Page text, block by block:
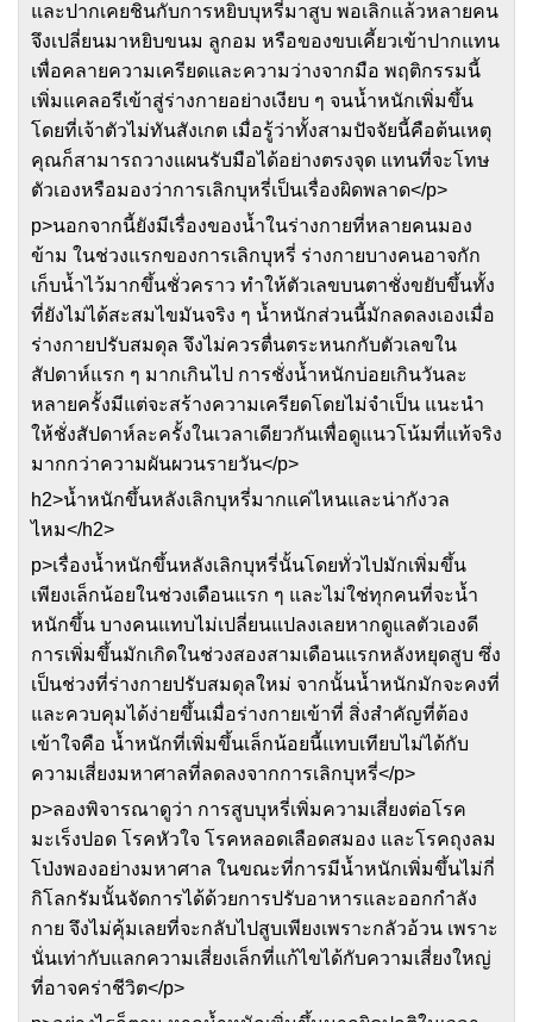
และปากเคยชินกับการหยิบบุหรี่มาสูบ พอเลิกแล้วหลายคน
จึงเปลี่ยนมาหยิบขนม ลูกอม หรือของขบเคี้ยวเข้าปากแทน
เพื่อคลายความเครียดและความว่างจากมือ พฤติกรรมนี้
เพิ่มแคลอรีเข้าสู่ร่างกายอย่างเงียบ ๆ จนน้ำหนักเพิ่มขึ้น
โดยที่เจ้าตัวไม่ทันสังเกต เมื่อรู้ว่าทั้งสามปัจจัยนี้คือต้นเหตุ
คุณก็สามารถวางแผนรับมือได้อย่างตรงจุด แทนที่จะโทษ
ตัวเองหรือมองว่าการเลิกบุหรี่เป็นเรื่องผิดพลาด</p>
p>นอกจากนี้ยังมีเรื่องของน้ำในร่างกายที่หลายคนมอง
ข้าม ในช่วงแรกของการเลิกบุหรี่ ร่างกายบางคนอาจกัก
เก็บน้ำไว้มากขึ้นชั่วคราว ทำให้ตัวเลขบนตาชั่งขยับขึ้นทั้ง
ที่ยังไม่ได้สะสมไขมันจริง ๆ น้ำหนักส่วนนี้มักลดลงเองเมื่อ
ร่างกายปรับสมดุล จึงไม่ควรตื่นตระหนกกับตัวเลขใน
สัปดาห์แรก ๆ มากเกินไป การชั่งน้ำหนักบ่อยเกินวันละ
หลายครั้งมีแต่จะสร้างความเครียดโดยไม่จำเป็น แนะนำ
ให้ชั่งสัปดาห์ละครั้งในเวลาเดียวกันเพื่อดูแนวโน้มที่แท้จริง
มากกว่าความผันผวนรายวัน</p>
h2>น้ำหนักขึ้นหลังเลิกบุหรี่มากแค่ไหนและน่ากังวล
ไหม</h2>
p>เรื่องน้ำหนักขึ้นหลังเลิกบุหรี่นั้นโดยทั่วไปมักเพิ่มขึ้น
เพียงเล็กน้อยในช่วงเดือนแรก ๆ และไม่ใช่ทุกคนที่จะน้ำ
หนักขึ้น บางคนแทบไม่เปลี่ยนแปลงเลยหากดูแลตัวเองดี
การเพิ่มขึ้นมักเกิดในช่วงสองสามเดือนแรกหลังหยุดสูบ ซึ่ง
เป็นช่วงที่ร่างกายปรับสมดุลใหม่ จากนั้นน้ำหนักมักจะคงที่
และควบคุมได้ง่ายขึ้นเมื่อร่างกายเข้าที่ สิ่งสำคัญที่ต้อง
เข้าใจคือ น้ำหนักที่เพิ่มขึ้นเล็กน้อยนี้แทบเทียบไม่ได้กับ
ความเสี่ยงมหาศาลที่ลดลงจากการเลิกบุหรี่</p>
p>ลองพิจารณาดูว่า การสูบบุหรี่เพิ่มความเสี่ยงต่อโรค
มะเร็งปอด โรคหัวใจ โรคหลอดเลือดสมอง และโรคถุงลม
โป่งพองอย่างมหาศาล ในขณะที่การมีน้ำหนักเพิ่มขึ้นไม่กี่
กิโลกรัมนั้นจัดการได้ด้วยการปรับอาหารและออกกำลัง
กาย จึงไม่คุ้มเลยที่จะกลับไปสูบเพียงเพราะกลัวอ้วน เพราะ
นั่นเท่ากับแลกความเสี่ยงเล็กที่แก้ไขได้กับความเสี่ยงใหญ่
ที่อาจคร่าชีวิต</p>